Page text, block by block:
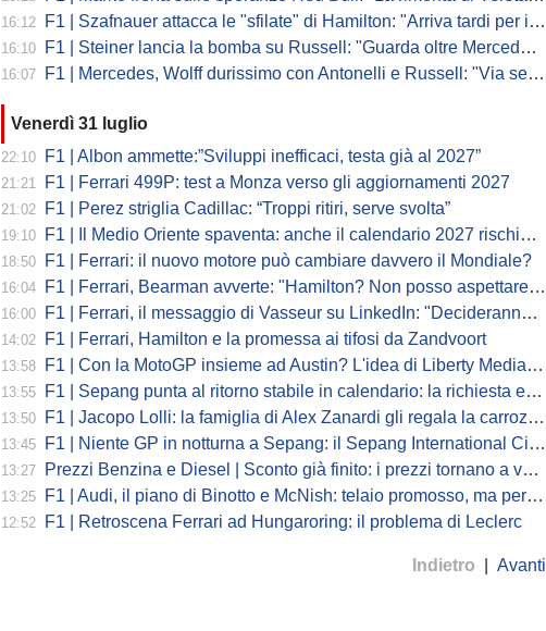
16:12 F1 | Szafnauer attacca le "sfilate" di Hamilton: "Arriva tardi per i fotografi, Verstappen..."
16:10 F1 | Steiner lancia la bomba su Russell: "Guarda oltre Mercedes, non vuole Antonelli..."
16:07 F1 | Mercedes, Wolff durissimo con Antonelli e Russell: "Via se provocheranno..."
Venerdì 31 luglio
22:10 F1 | Albon ammette:”Sviluppi inefficaci, testa già al 2027”
21:21 F1 | Ferrari 499P: test a Monza verso gli aggiornamenti 2027
21:02 F1 | Perez striglia Cadillac: “Troppi ritiri, serve svolta”
19:10 F1 | Il Medio Oriente spaventa: anche il calendario 2027 rischia di essere stravolto
18:50 F1 | Ferrari: il nuovo motore può cambiare davvero il Mondiale?
16:04 F1 | Ferrari, Bearman avverte: "Hamilton? Non posso aspettare in eterno..."
16:00 F1 | Ferrari, il messaggio di Vasseur su LinkedIn: "Decideranno i dettagli. Ora..."
14:02 F1 | Ferrari, Hamilton e la promessa ai tifosi da Zandvoort
13:58 F1 | Con la MotoGP insieme ad Austin? L'idea di Liberty Media e il calendario
13:55 F1 | Sepang punta al ritorno stabile in calendario: la richiesta economica
13:50 F1 | Jacopo Lolli: la famiglia di Alex Zanardi gli regala la carrozzina del campione
13:45 F1 | Niente GP in notturna a Sepang: il Sepang International Circuit chiarisce i dubbi
13:27 Prezzi Benzina e Diesel | Sconto già finito: i prezzi tornano a volare, il punto
13:25 F1 | Audi, il piano di Binotto e McNish: telaio promosso, ma per la Power Unit si attende il 2027
12:52 F1 | Retroscena Ferrari ad Hungaroring: il problema di Leclerc
Indietro |Avanti